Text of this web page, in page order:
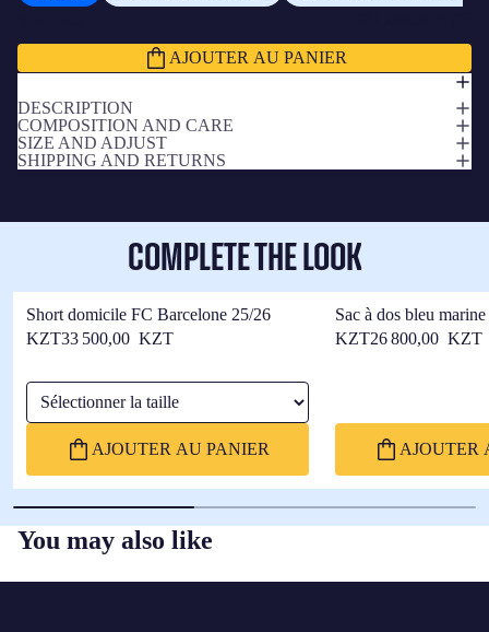
AJOUTER AU PANIER
DESCRIPTION
COMPOSITION AND CARE
SIZE AND ADJUST
SHIPPING AND RETURNS
COMPLETE THE LOOK
Short domicile FC Barcelone 25/26
KZT33 500,00 KZT
Sélectionner la taille
AJOUTER AU PANIER
Sac à dos bleu
KZT26 800,00 KZT
AJOUTER
You may also like